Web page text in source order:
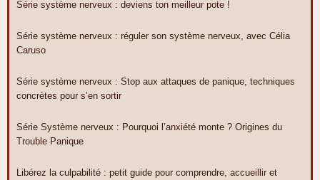
Série système nerveux : deviens ton meilleur pote !
Série système nerveux : réguler son système nerveux, avec Célia
Caruso
Série système nerveux : Stop aux attaques de panique, techniques
concrètes pour s’en sortir
Série Système nerveux : Pourquoi l’anxiété monte ? Origines du
Trouble Panique
Libérez la culpabilité : petit guide pour comprendre, accueillir et